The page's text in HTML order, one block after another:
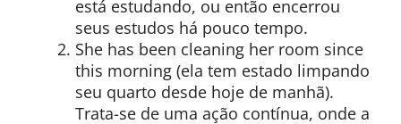
está estudando, ou então encerrou
seus estudos há pouco tempo.
She has been cleaning her room since
this morning (ela tem estado limpando
seu quarto desde hoje de manhã).
Trata-se de uma ação contínua, onde a